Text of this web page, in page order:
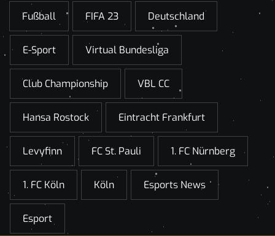
Fußball FIFA 23 Deutschland
E-Sport Virtual Bundesliga
Club Championship VBL CC
Hansa Rostock Eintracht Frankfurt
Levyfinn FC St. Pauli 1. FC Nürnberg
1. FC Köln Köln Esports News
Esport